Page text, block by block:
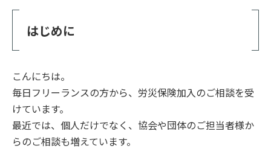
はじめに
こんにちは。
毎日フリーランスの方から、労災保険加入のご相談を受
けています。
最近では、個人だけでなく、協会や団体のご担当者様か
らのご相談も増えています。